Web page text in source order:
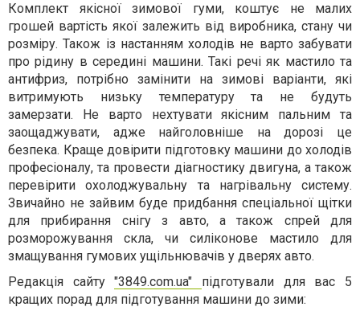
Комплект якісної зимової гуми, коштує не малих
грошей вартість якої залежить від виробника, стану чи
розміру. Також із настанням холодів не варто забувати
про рідину в середині машини. Такі речі як мастило та
антифриз, потрібно замінити на зимові варіанти, які
витримують низьку температуру та не будуть
замерзати. Не варто нехтувати якісним пальним та
заощаджувати, адже найголовніше на дорозі це
безпека. Краще довірити підготовку машини до холодів
професіоналу, та провести діагностику двигуна, а також
перевірити охолоджувальну та нагрівальну систему.
Звичайно не зайвим буде придбання спеціальної щітки
для прибирання снігу з авто, а також спрей для
розморожування скла, чи силіконове мастило для
змащування гумових ущільнювачів у дверях авто.
Редакція сайту"3849.com.ua" підготували для вас 5
кращих порад для підготування машини до зими: